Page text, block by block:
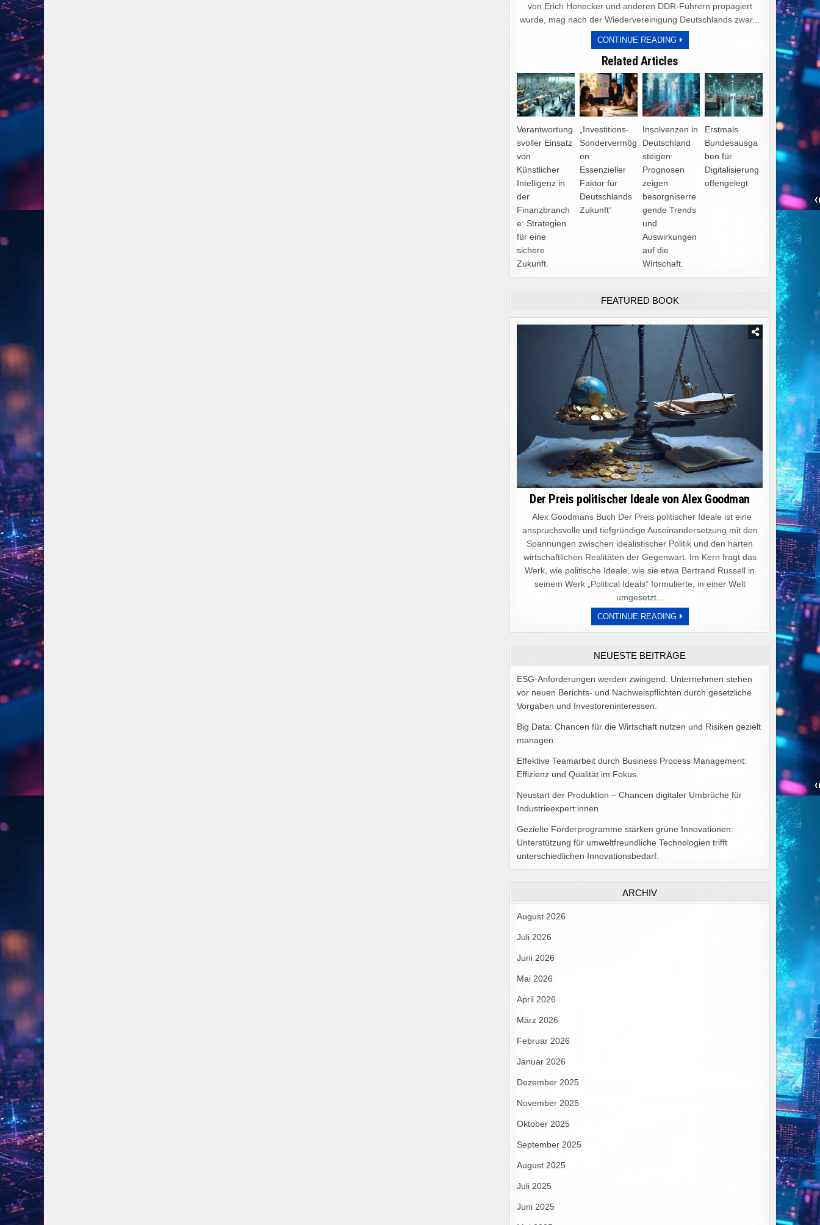
von Erich Honecker und anderen DDR-Führern propagiert
wurde, mag nach der Wiedervereinigung Deutschlands zwar...
CONTINUE READINGPLANWIRTSCHAFT
UND
DEUTSCHLANDS
IN
DEN
WIRTSCHAFTLICHEN
NIEDERGANG
Related Articles
Verantwortung
svoller Einsatz
von
Künstlicher
Intelligenz in
der
Finanzbranch
e: Strategien
für eine
sichere
Zukunft.
„Investitions-
Sondervermög
en:
Essenzieller
Faktor für
Deutschlands
Zukunft“
Insolvenzen in
Deutschland
steigen:
Prognosen
zeigen
besorgniserre
gende Trends
und
Auswirkungen
auf die
Wirtschaft.
Erstmals
Bundesausga
ben für
Digitalisierung
offengelegt
FEATURED BOOK
Der Preis politischer Ideale von Alex Goodman
Alex Goodmans Buch Der Preis politischer Ideale ist eine
anspruchsvolle und tiefgründige Auseinandersetzung mit den
Spannungen zwischen idealistischer Politik und den harten
wirtschaftlichen Realitäten der Gegenwart. Im Kern fragt das
Werk, wie politische Ideale, wie sie etwa Bertrand Russell in
seinem Werk „Political Ideals“ formulierte, in einer Welt
umgesetzt...
CONTINUE READINGDER
PREIS
POLITISCHER
VON
ALEX
GOODMAN
NEUESTE BEITRÄGE
ESG-Anforderungen werden zwingend: Unternehmen stehen
vor neuen Berichts- und Nachweispflichten durch gesetzliche
Vorgaben und Investoreninteressen.
Big Data: Chancen für die Wirtschaft nutzen und Risiken gezielt
managen
Effektive Teamarbeit durch Business Process Management:
Effizienz und Qualität im Fokus.
Neustart der Produktion – Chancen digitaler Umbrüche für
Industrieexpert:innen
Gezielte Förderprogramme stärken grüne Innovationen:
Unterstützung für umweltfreundliche Technologien trifft
unterschiedlichen Innovationsbedarf.
ARCHIV
August 2026
Juli 2026
Juni 2026
Mai 2026
April 2026
März 2026
Februar 2026
Januar 2026
Dezember 2025
November 2025
Oktober 2025
September 2025
August 2025
Juli 2025
Juni 2025